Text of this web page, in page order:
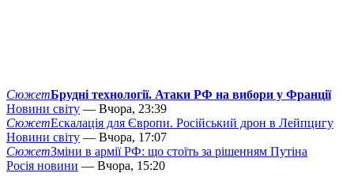
СюжетБрудні технології. Атаки РФ на вибори у Франції
Новини світу — Вчора, 23:39
СюжетЕскалація для Європи. Російський дрон в Лейпцигу
Новини світу — Вчора, 17:07
СюжетЗміни в армії РФ: що стоїть за рішенням Путіна
Росія новини — Вчора, 15:20